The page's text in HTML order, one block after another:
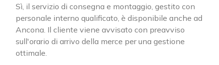
Sì, il servizio di consegna e montaggio, gestito con
personale interno qualificato, è disponibile anche ad
Ancona. Il cliente viene avvisato con preavviso
sull'orario di arrivo della merce per una gestione
ottimale.